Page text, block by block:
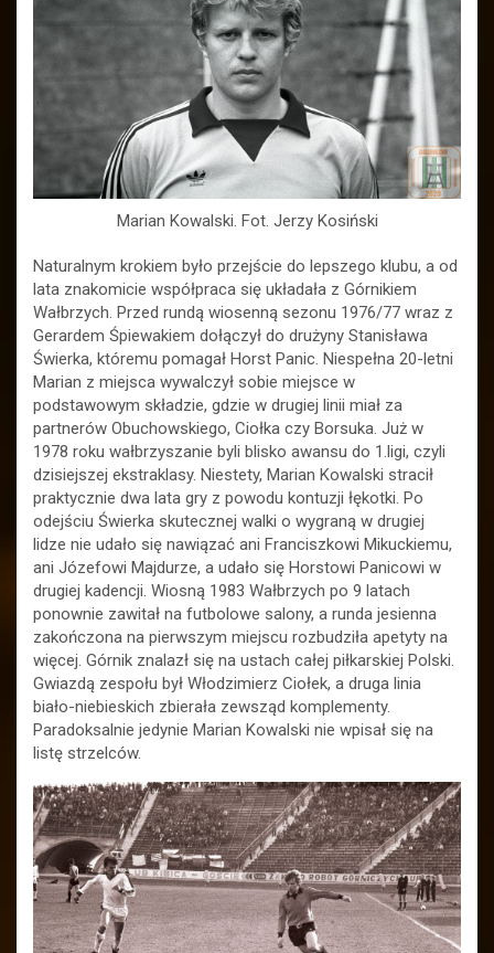
Marian Kowalski. Fot. Jerzy Kosiński
Naturalnym krokiem było przejście do lepszego klubu, a od
lata znakomicie współpraca się układała z Górnikiem
Wałbrzych. Przed rundą wiosenną sezonu 1976/77 wraz z
Gerardem Śpiewakiem dołączył do drużyny Stanisława
Świerka, któremu pomagał Horst Panic. Niespełna 20-letni
Marian z miejsca wywalczył sobie miejsce w
podstawowym składzie, gdzie w drugiej linii miał za
partnerów Obuchowskiego, Ciołka czy Borsuka. Już w
1978 roku wałbrzyszanie byli blisko awansu do 1.ligi, czyli
dzisiejszej ekstraklasy. Niestety, Marian Kowalski stracił
praktycznie dwa lata gry z powodu kontuzji łękotki. Po
odejściu Świerka skutecznej walki o wygraną w drugiej
lidze nie udało się nawiązać ani Franciszkowi Mikuckiemu,
ani Józefowi Majdurze, a udało się Horstowi Panicowi w
drugiej kadencji. Wiosną 1983 Wałbrzych po 9 latach
ponownie zawitał na futbolowe salony, a runda jesienna
zakończona na pierwszym miejscu rozbudziła apetyty na
więcej. Górnik znalazł się na ustach całej piłkarskiej Polski.
Gwiazdą zespołu był Włodzimierz Ciołek, a druga linia
biało-niebieskich zbierała zewsząd komplementy.
Paradoksalnie jedynie Marian Kowalski nie wpisał się na
listę strzelców.